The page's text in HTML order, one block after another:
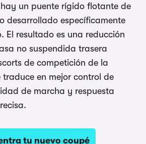
hay un puente rígido flotante de
desarrollado específicamente
El resultado es una reducción
no suspendida trasera
de competición de la
traduce en mejor control de
de marcha y respuesta
tu nuevo coupé